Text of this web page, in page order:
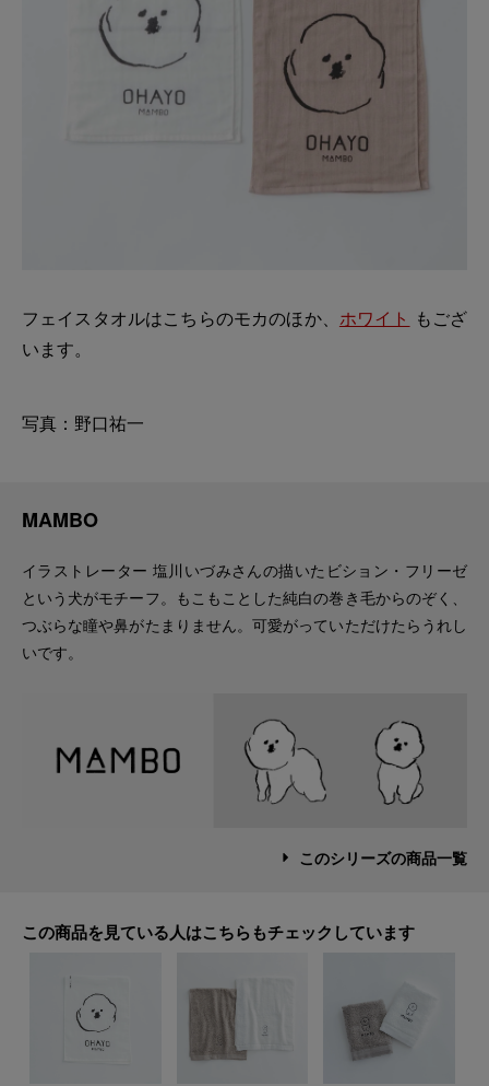
フェイスタオルはこちらのモカのほか、 ホワイト もござ
います。
写真：野口祐一
MAMBO
イラストレーター 塩川いづみさんの描いたビション・フリーゼ
という犬がモチーフ。もこもことした純白の巻き毛からのぞく、
つぶらな瞳や鼻がたまりません。可愛がっていただけたらうれし
いです。
このシリーズの商品一覧
この商品を見ている人はこちらもチェックしています